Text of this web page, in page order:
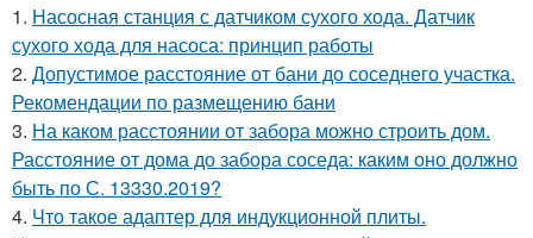
1. Насосная станция с датчиком сухого хода. Датчик
сухого хода для насоса: принцип работы
2. Допустимое расстояние от бани до соседнего участка.
Рекомендации по размещению бани
3. На каком расстоянии от забора можно строить дом.
Расстояние от дома до забора соседа: каким оно должно
быть по С. 13330.2019?
4. Что такое адаптер для индукционной плиты.